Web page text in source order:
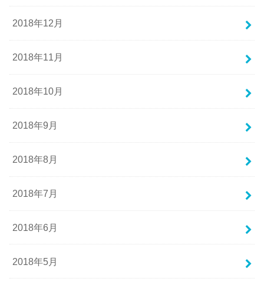
2018年12月
2018年11月
2018年10月
2018年9月
2018年8月
2018年7月
2018年6月
2018年5月